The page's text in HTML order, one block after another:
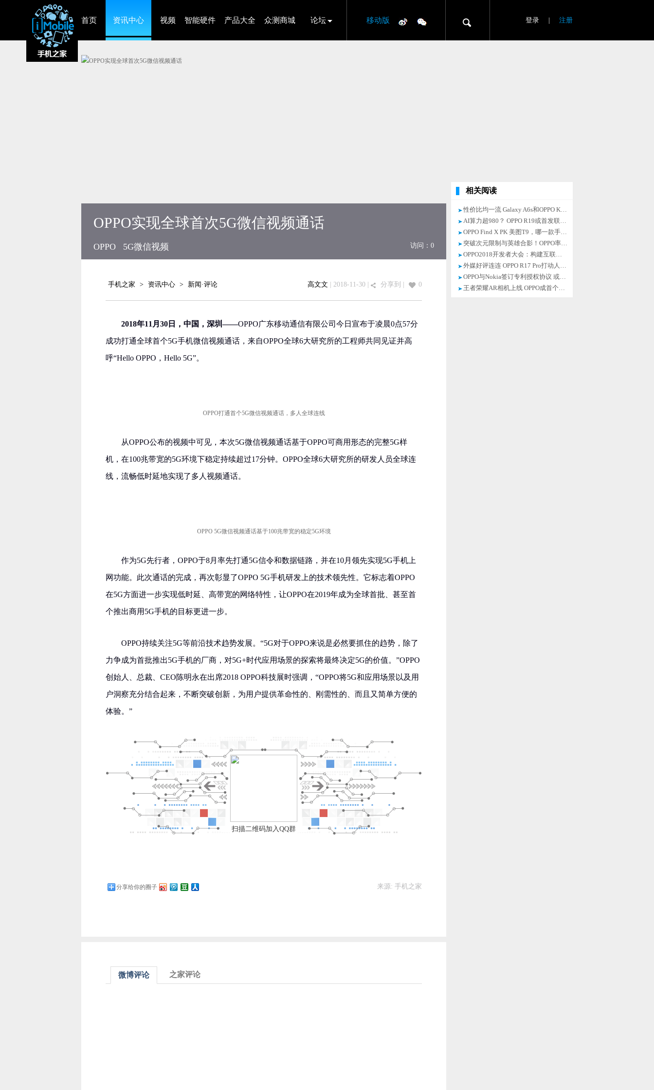
首页 资讯中心 视频 智能硬件 产品大全 众测商城 论坛 移动版 登录 注册
OPPO实现全球首次5G微信视频通话
OPPO 5G微信视频 访问： 0
手机之家 > 资讯中心 > 新闻·评论 高文文 | 2018-11-30 | 分享到 0
2018年11月30日，中国，深圳——OPPO广东移动通信有限公司今日宣布于凌晨0点57分
成功打通全球首个5G手机微信视频通话，来自OPPO全球6大研究所的工程师共同见证并高
呼“Hello OPPO，Hello 5G”。
OPPO打通首个5G微信视频通话，多人全球连线
从OPPO公布的视频中可见，本次5G微信视频通话基于OPPO可商用形态的完整5G样
机，在100兆带宽的5G环境下稳定持续超过17分钟。OPPO全球6大研究所的研发人员全球连
线，流畅低时延地实现了多人视频通话。
OPPO 5G微信视频通话基于100兆带宽的稳定5G环境
作为5G先行者，OPPO于8月率先打通5G信令和数据链路，并在10月领先实现5G手机上
网功能。此次通话的完成，再次彰显了OPPO 5G手机研发上的技术领先性。它标志着OPPO
在5G方面进一步实现低时延、高带宽的网络特性，让OPPO在2019年成为全球首批、甚至首
个推出商用5G手机的目标更进一步。
OPPO持续关注5G等前沿技术趋势发展。“5G对于OPPO来说是必然要抓住的趋势，除了
力争成为首批推出5G手机的厂商，对5G+时代应用场景的探索将最终决定5G的价值。”OPPO
创始人、总裁、CEO陈明永在出席2018 OPPO科技展时强调，“OPPO将5G和应用场景以及用
户洞察充分结合起来，不断突破创新，为用户提供革命性的、刚需性的、而且又简单方便的
体验。”
扫描二维码加入QQ群
分享给你的圈子 来源: 手机之家
微博评论 之家评论
相关阅读
性价比均一流 Galaxy A6s和OPPO K1谁更划算？
AI算力超980？ OPPO R19或首发联发科Helio P80
OPPO Find X PK 美图T9，哪一款手机拍照实力更强？
突破次元限制与英雄合影！OPPO率先支持王者荣耀AR相机
OPPO2018开发者大会：构建互联网服务新生态
外媒好评连连 OPPO R17 Pro打动人心的秘诀在哪里？
OPPO与Nokia签订专利授权协议 或为进军欧洲市场
王者荣耀AR相机上线 OPPO成首个安卓手机厂商